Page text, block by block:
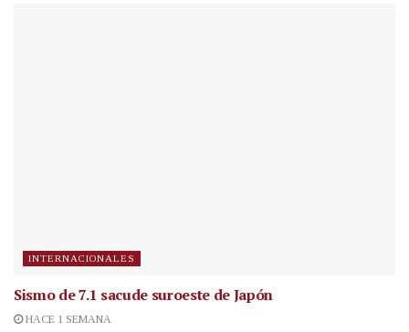
INTERNACIONALES
Sismo de 7.1 sacude suroeste de Japón
HACE 1 SEMANA